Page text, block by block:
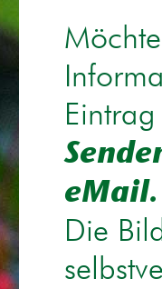
eMail.
Die